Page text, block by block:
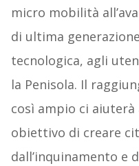
micro mobilità
di ultima
tecnologica, agli
la Penisola. Il
così ampio ci
obiettivo di creare
dall’inquinamento e